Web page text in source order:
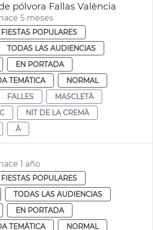
pólvora Fallas València
5 meses
POPULARES
TODAS LAS AUDIENCIAS
EN PORTADA
TEMÁTICA
NORMAL
FALLES
MASCLETÀ
NIT DE LA CREMÀ
À
1 año
POPULARES
TODAS LAS AUDIENCIAS
EN PORTADA
TEMÁTICA
NORMAL